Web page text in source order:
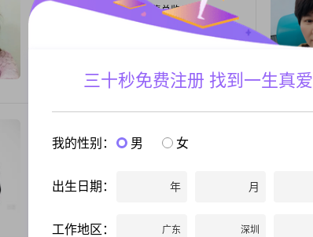
女, 湖南衡阳, 164cm, 离异, 销售总监
大家好，我是一位出生于1988年的女士，身高
164cm，目前居住在美丽的衡阳##3002##我的月收
##3002##我毕业于大专院校，虽然学历不是特别
我自认为温柔体贴，善解人意，总是愿意倾听他人
跟TA联系
女, 湖南衡阳, 160cm, 丧偶, 未填写
##3002##我身高 160cm，在中国工作，学历是中专
##3002##我的月收入在 3001 - 5000 元这个范围
管是对家人还是朋友，总是希望能给他们多一些关
三十秒免费注册 找到一生真爱
我的性别： 男 女
出生日期： 年 月
工作地区： 广东 深圳